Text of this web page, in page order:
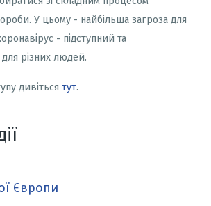
У цьому - найбільша загроза для
- підступний та
різних людей.
дивіться тут.
Європи